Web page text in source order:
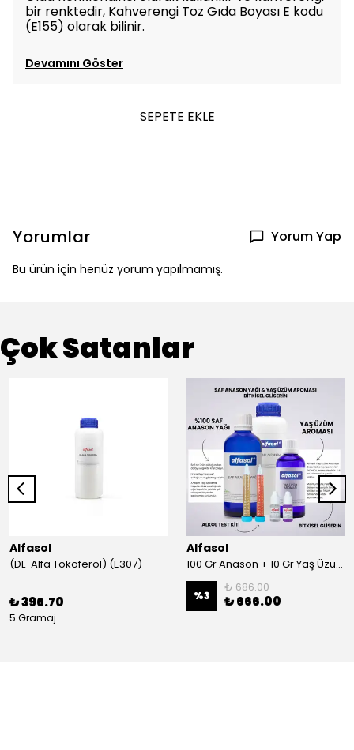
bir renktedir, Kahverengi Toz Gıda Boyası E kodu
(E155) olarak bilinir.
Devamını Göster
SEPETE EKLE
Yorumlar Yorum Yap
Bu ürün için henüz yorum yapılmamış.
Çok Satanlar
Alfasol
(DL-Alfa Tokoferol) (E307)
₺ 396.70
5 Gramaj
Alfasol
100 Gr Anason + 10 Gr Yaş Üzüm + 250 Gr Gliserin + Alkol Test Kiti
%3
₺ 686.00
₺ 666.00